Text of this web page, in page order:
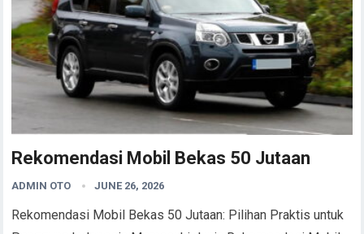
Rekomendasi Mobil Bekas 50 Jutaan
ADMIN OTO JUNE 26, 2026
Rekomendasi Mobil Bekas 50 Jutaan: Pilihan Praktis untuk